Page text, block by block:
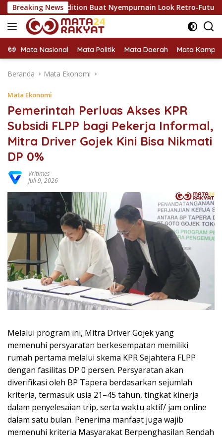
Langsung
ke
konten
Breaking News
Edition Buat Nyempurnain Look Retro-Future Lo
Mata Nasional Mata Politik Mata Daerah Mata
Beranda Mata Ekonomi
Mata Ekonomi
Pemerintah Perluas Akses KPR
Subsidi FLPP bagi Pekerja Informal,
Mitra Driver Gojek Kini Bisa Nikmati
DP 0%
Vritimes
Juli 9, 2026
Melalui program ini, Mitra Driver Gojek yang
memenuhi persyaratan berkesempatan memiliki
rumah pertama melalui skema KPR Sejahtera FLPP
dengan fasilitas DP 0 persen. Persyaratan akan
diverifikasi oleh BP Tapera berdasarkan sejumlah
kriteria, termasuk usia 21–45 tahun, tingkat kinerja
dalam penyelesaian trip, serta waktu aktif/ jam online
dalam satu bulan. Penerima manfaat juga wajib
memenuhi kriteria Masyarakat Berpenghasilan Rendah